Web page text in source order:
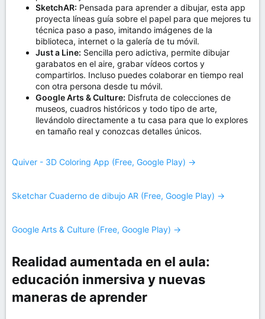
SketchAR: Pensada para aprender a dibujar, esta app
proyecta líneas guía sobre el papel para que mejores tu
técnica paso a paso, imitando imágenes de la
biblioteca, internet o la galería de tu móvil.
Just a Line: Sencilla pero adictiva, permite dibujar
garabatos en el aire, grabar vídeos cortos y
compartirlos. Incluso puedes colaborar en tiempo real
con otra persona desde tu móvil.
Google Arts & Culture: Disfruta de colecciones de
museos, cuadros históricos y todo tipo de arte,
llevándolo directamente a tu casa para que lo explores
en tamaño real y conozcas detalles únicos.
Quiver - 3D Coloring App (Free, Google Play) →
Sketchar Cuaderno de dibujo AR (Free, Google Play) →
Google Arts & Culture (Free, Google Play) →
Realidad aumentada en el aula:
educación inmersiva y nuevas
maneras de aprender​